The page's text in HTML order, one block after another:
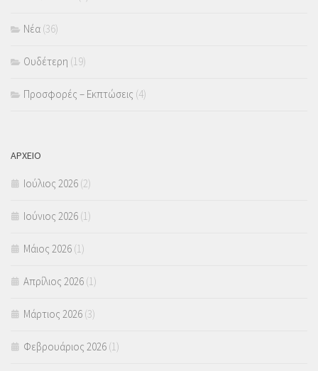
Νέα (36)
Ουδέτερη (19)
Προσφορές – Εκπτώσεις (4)
ΑΡΧΕΙΟ
Ιούλιος 2026 (2)
Ιούνιος 2026 (1)
Μάιος 2026 (1)
Απρίλιος 2026 (1)
Μάρτιος 2026 (3)
Φεβρουάριος 2026 (1)